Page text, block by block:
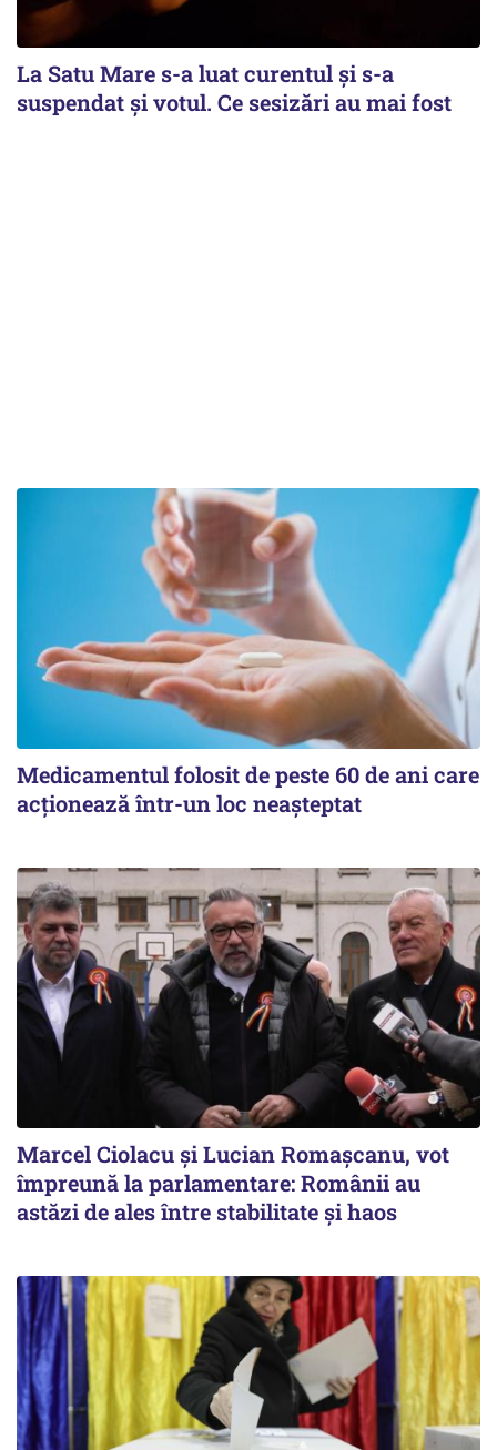
La Satu Mare s-a luat curentul și s-a
suspendat și votul. Ce sesizări au mai fost
Medicamentul folosit de peste 60 de ani care
acționează într-un loc neașteptat
Marcel Ciolacu și Lucian Romașcanu, vot
împreună la parlamentare: Românii au
astăzi de ales între stabilitate şi haos